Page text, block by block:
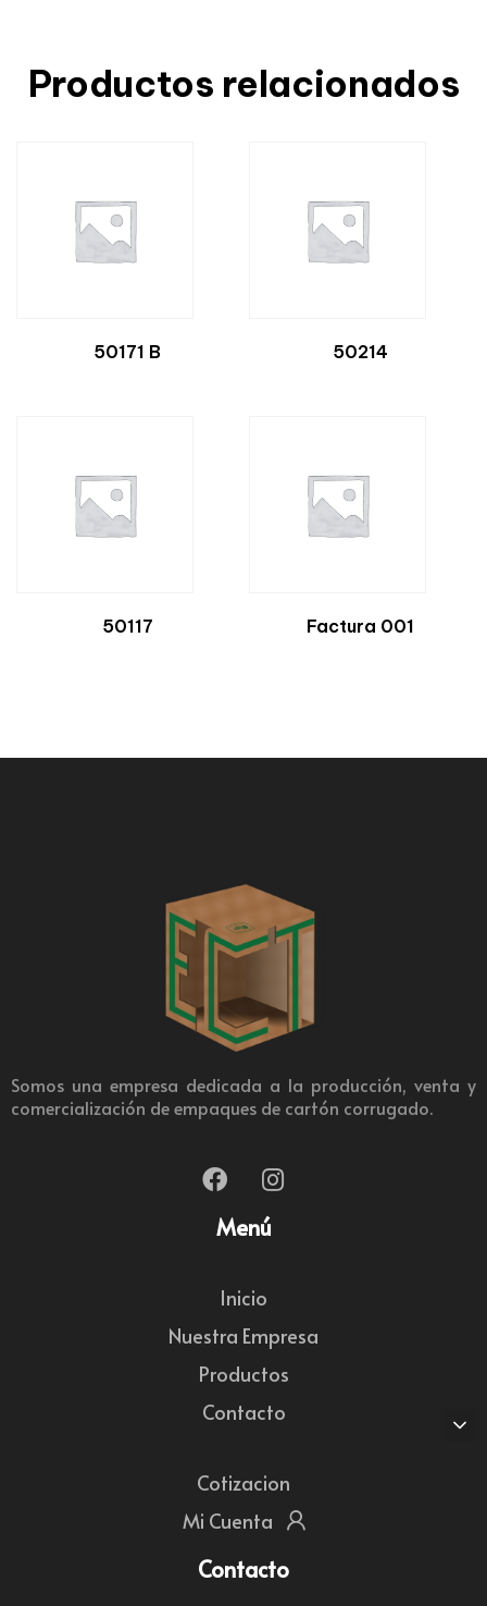
Productos relacionados
50171 B 50214
50117 Factura 001
Somos una empresa dedicada a la producción, venta y
comercialización de empaques de cartón corrugado.
Menú
Inicio
Nuestra Empresa
Productos
Contacto
Cotizacion
Mi Cuenta
Contacto